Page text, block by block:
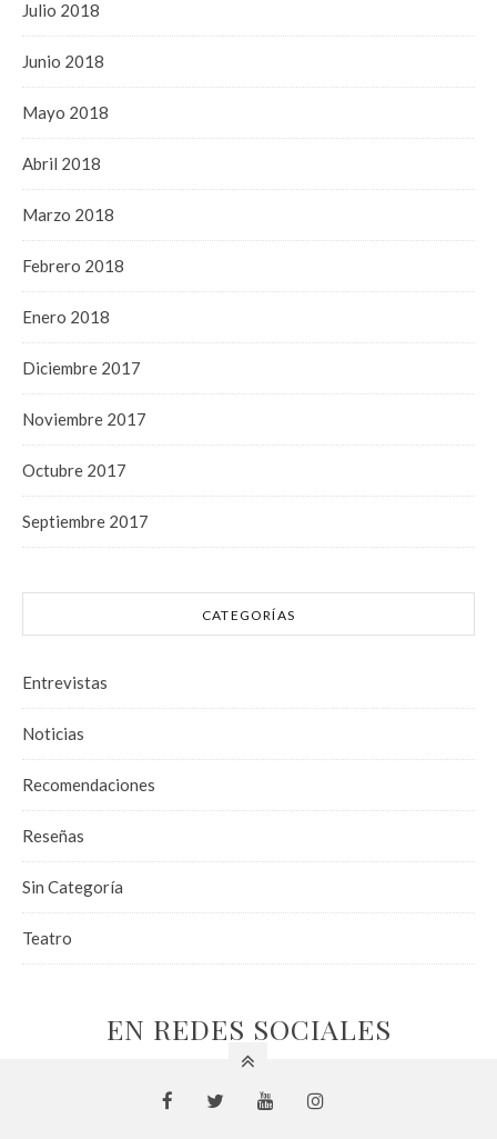
Julio 2018
Junio 2018
Mayo 2018
Abril 2018
Marzo 2018
Febrero 2018
Enero 2018
Diciembre 2017
Noviembre 2017
Octubre 2017
Septiembre 2017
CATEGORÍAS
Entrevistas
Noticias
Recomendaciones
Reseñas
Sin Categoría
Teatro
EN REDES SOCIALES